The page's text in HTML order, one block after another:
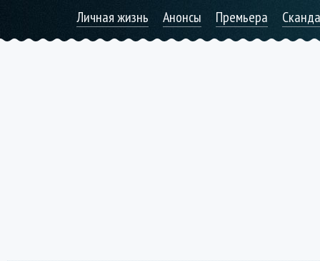
Личная жизнь Анонсы Премьера